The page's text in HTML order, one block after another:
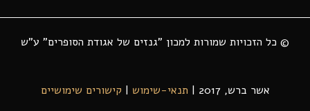
© כל הזכויות שמורות למכון "גנזים של אגודת הסופרים" ע"ש
אשר ברש, 2017 | תנאי-שימוש | קישורים שימושיים